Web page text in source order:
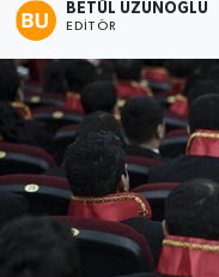
BETÜL UZUNOĞLU
EDITÖR